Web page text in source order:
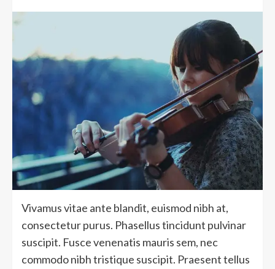
Vivamus vitae ante blandit, euismod nibh at,
consectetur purus. Phasellus tincidunt pulvinar
suscipit. Fusce venenatis mauris sem, nec
commodo nibh tristique suscipit. Praesent tellus